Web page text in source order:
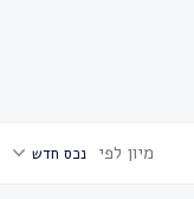
מיון לפי נכס חדש